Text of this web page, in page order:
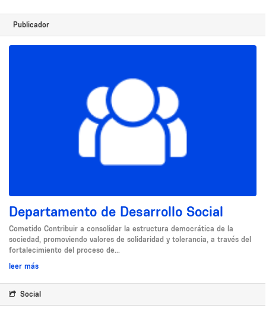
Publicador
Departamento de Desarrollo Social
Cometido Contribuir a consolidar la estructura democrática de la
sociedad, promoviendo valores de solidaridad y tolerancia, a través del
fortalecimiento del proceso de...
leer más
Social